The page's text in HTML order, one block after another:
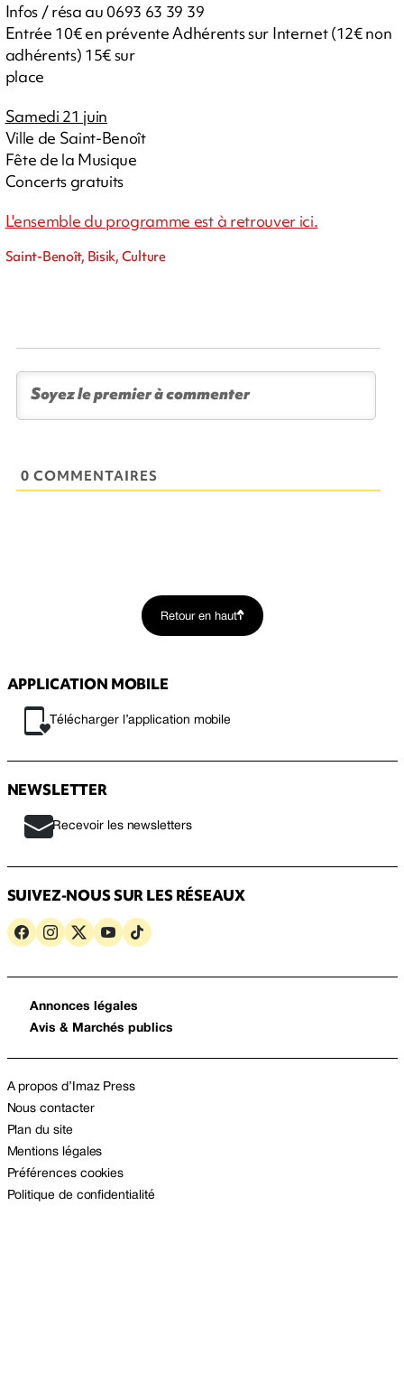
Infos / résa au 0693 63 39 39
Entrée 10€ en prévente Adhérents sur Internet (12€ non
adhérents) 15€ sur
place
Samedi 21 juin
Ville de Saint-Benoît
Fête de la Musique
Concerts gratuits
L'ensemble du programme est à retrouver ici.
Saint-Benoît, Bisik, Culture
0 COMMENTAIRES
Retour en haut
APPLICATION MOBILE
Télécharger l’application mobile
NEWSLETTER
Recevoir les newsletters
SUIVEZ-NOUS SUR LES RÉSEAUX
Annonces légales
Avis & Marchés publics
A propos d’Imaz Press
Nous contacter
Plan du site
Mentions légales
Préférences cookies
Politique de confidentialité